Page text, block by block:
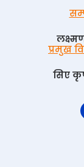
प्रमुख
सिए